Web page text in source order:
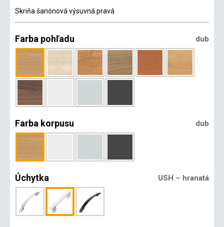
Skriňa šanónová výsuvná pravá
Farba pohľadu dub
Farba korpusu dub
Úchytka USH – hranatá